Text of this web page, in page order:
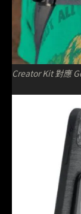
Creator Kit 對應